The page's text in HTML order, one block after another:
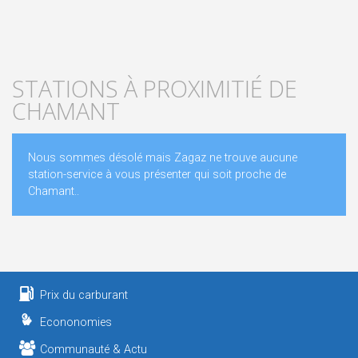
STATIONS À PROXIMITIÉ DE
CHAMANT
Nous sommes désolé mais Zagaz ne trouve aucune
station-service à vous présenter qui soit proche de
Chamant..
Prix du carburant
Econonomies
Communauté & Actu